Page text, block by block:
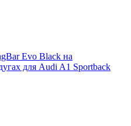
Evo Black на
для Audi A1 Sportback